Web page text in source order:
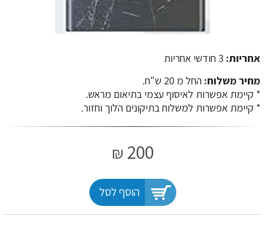
אחריות: 3 חודשי אחריות
מחיר משלוח: החל מ 20 ש"ח.
​​​​​​​* קיימת אפשרות לאיסוף עצמי בתיאום מראש.
* קיימת אפשרות למשלוח בתיקונים הלוך וחזור.
200
₪
הוסף לסל